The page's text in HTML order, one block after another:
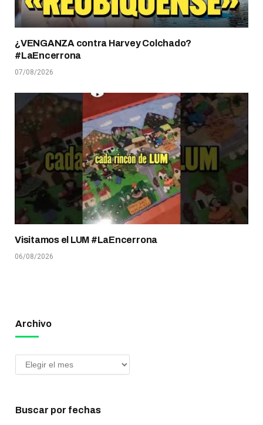
¿VENGANZA contra Harvey Colchado?
#LaEncerrona
07/08/2026
Visitamos el LUM #LaEncerrona
06/08/2026
Archivo
Buscar por fechas